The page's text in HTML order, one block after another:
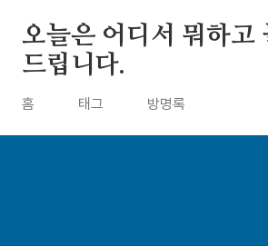
오늘은 어디서 뭐하고
드립니다.
홈 태그 방명록